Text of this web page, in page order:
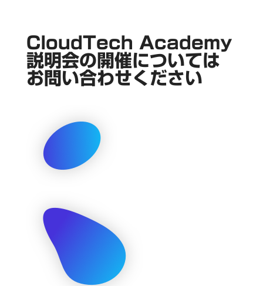
CloudTech Academy
説明会の開催については
お問い合わせください